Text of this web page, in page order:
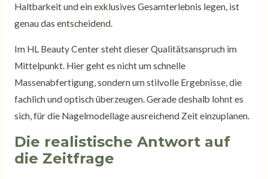
Haltbarkeit und ein exklusives Gesamterlebnis legen, ist
genau das entscheidend.
Im HL Beauty Center steht dieser Qualitätsanspruch im
Mittelpunkt. Hier geht es nicht um schnelle
Massenabfertigung, sondern um stilvolle Ergebnisse, die
fachlich und optisch überzeugen. Gerade deshalb lohnt es
sich, für die Nagelmodellage ausreichend Zeit einzuplanen.
Die realistische Antwort auf
die Zeitfrage